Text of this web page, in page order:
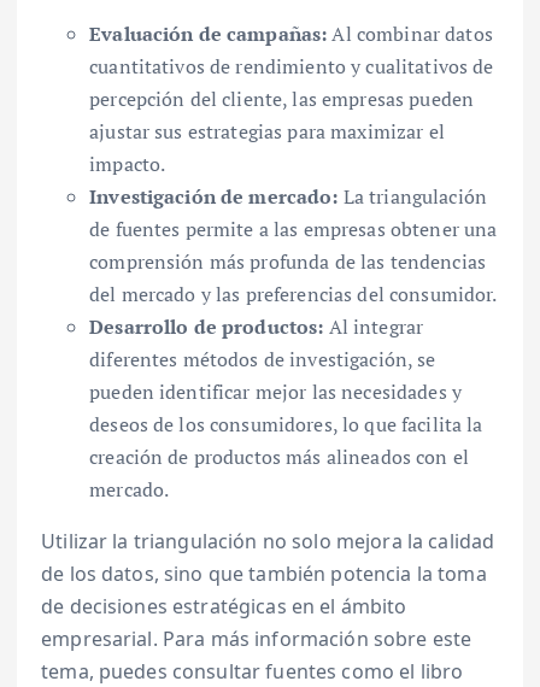
Evaluación de campañas:Al combinar datos
cuantitativos de rendimiento y cualitativos de
percepción del cliente, las empresas pueden
ajustar sus estrategias para maximizar el
impacto.
Investigación de mercado: La triangulación
de fuentes permite a las empresas obtener una
comprensión más profunda de las tendencias
del mercado y las preferencias del consumidor.
Desarrollo de productos: Al integrar
diferentes métodos de investigación, se
pueden identificar mejor las necesidades y
deseos de los consumidores, lo que facilita la
creación de productos más alineados con el
mercado.
Utilizar la triangulación no solo mejora la calidad
de los datos, sino que también potencia la toma
de decisiones estratégicas en el ámbito
empresarial. Para más información sobre este
tema, puedes consultar fuentes como el libro